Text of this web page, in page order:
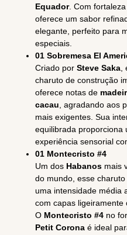
Equador. Com
oferece um sabor
elegante, perfeito para
especiais.
01 Sobremesa El
Criado por Steve Saka,
charuto de construção
oferece notas de
cacau, agradando aos
mais exigentes. Sua
equilibrada proporciona
experiência sensorial
01 Montecristo #4
Um dos Habanos mais
do mundo, esse
uma intensidade média
com capas ligeiramente
O Montecristo #4 no
Petit Corona é ideal